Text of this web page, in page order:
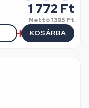
1 772 Ft
Nettó1 395 Ft
KOSÁRBA